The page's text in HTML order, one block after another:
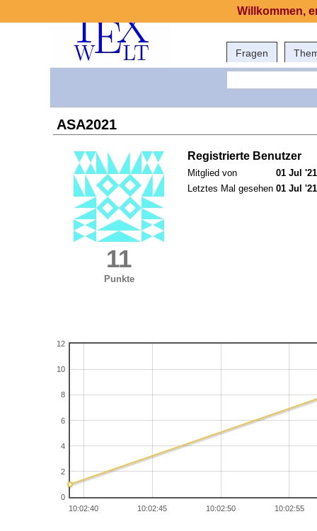
Fragen
ASA2021
11
Punkte
Registrierte Benutzer
Mitglied von
01 Jul
Letztes Mal gesehen 01 Jul
10:02:40 10:02:45 10:02:50 10:02:55
0
2
4
6
8
10
12
Willkommen,